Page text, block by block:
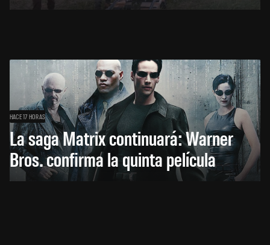
HACE 17 HORAS
La saga Matrix continuará: Warner
Bros. confirma la quinta película